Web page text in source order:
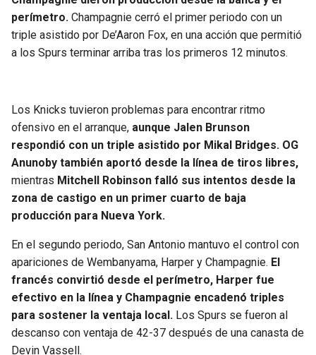
perímetro. Champagnie cerró el primer periodo con un
triple asistido por De’Aaron Fox, en una acción que permitió
a los Spurs terminar arriba tras los primeros 12 minutos.
Los Knicks tuvieron problemas para encontrar ritmo
ofensivo en el arranque, aunque Jalen Brunson
respondió con un triple asistido por Mikal Bridges. OG
Anunoby también aportó desde la línea de tiros libres,
mientras Mitchell Robinson falló sus intentos desde la
zona de castigo en un primer cuarto de baja
producción para Nueva York.
En el segundo periodo, San Antonio mantuvo el control con
apariciones de Wembanyama, Harper y Champagnie. El
francés convirtió desde el perímetro, Harper fue
efectivo en la línea y Champagnie encadenó triples
para sostener la ventaja local. Los Spurs se fueron al
descanso con ventaja de 42-37 después de una canasta de
Devin Vassell.